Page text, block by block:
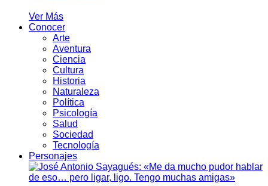
Ver Más
Conocer
Arte
Aventura
Ciencia
Cultura
Historia
Naturaleza
Política
Psicología
Salud
Sociedad
Tecnología
Personajes